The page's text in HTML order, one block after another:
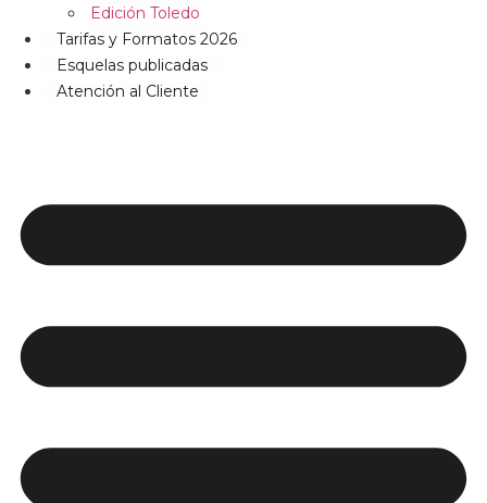
Edición Toledo
Tarifas y Formatos 2026
Esquelas publicadas
Atención al Cliente